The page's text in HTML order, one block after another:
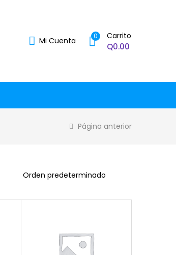
Mi Cuenta 0 Carrito
Q0.00
Página anterior